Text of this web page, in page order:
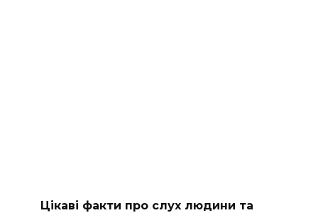
Цікаві факти про слух людини та